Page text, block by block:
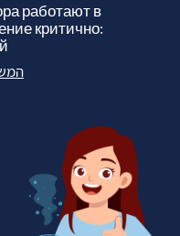
работают в
критично: